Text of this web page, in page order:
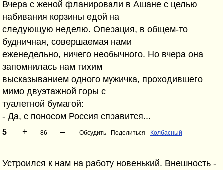
Вчера с женой фланировали в Ашане с целью
набивания корзины едой на
следующую неделю. Операция, в общем-то
будничная, совершаемая нами
еженедельно, ничего необычного. Но вчера она
запомнилась нам тихим
высказыванием одного мужичка, проходившего
мимо двуэтажной горы с
туалетной бумагой:
- Да, с поносом Россия справится...
5 + 86 – Обсудить Поделиться Колбасный
Устроился к нам на работу новенький. Внешность -